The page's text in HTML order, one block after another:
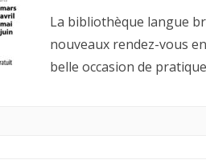
La bibliothèque langue
nouveaux rendez-vous
belle occasion de